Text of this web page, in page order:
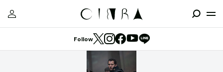
Follow